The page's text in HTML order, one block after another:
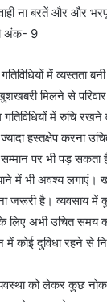
ना बरतें और और
अंक- 9
में व्यस्तता बनी
मिलने से
में रुचि रखने
हस्तक्षेप करना
पर भी पड़
भी अवश्य लगाएं।
है। व्यवसाय में
लिए अभी उचित
में कोई दुविधा रहने से
को लेकर कुछ